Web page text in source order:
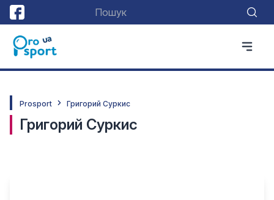
Prosport Григорий Суркис
Григорий Суркис